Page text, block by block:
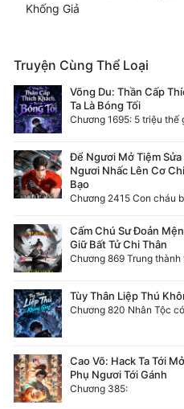
Khống Giả
Truyện Cùng Thể Loại
Võng Du: Thần Cấp
Ta Là Bóng Tối
Để Ngươi Mở Tiệm Sửa
Ngươi Nhấc Lên Cơ
Bạo
Cấm Chú Sư Đoản
Giữ Bất Tử Chi Thân
Chương 869 Trung thành
Tùy Thân Liệp Thú
Chương 820 Nhân Tộc
Cao Võ: Hack Ta Tới
Phụ Ngươi Tới Gánh
Chương 385: